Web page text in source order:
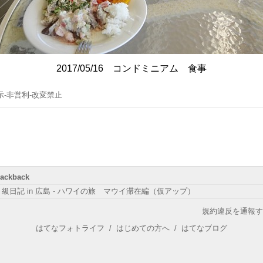
2017/05/16 コンドミニアム 食事
-非営利-改変禁止
級日記 in 広島 - ハワイの旅 マウイ滞在編（仮アップ）
規約違反を通報
はてなフォトライフ / はじめての方へ / はてなブログ